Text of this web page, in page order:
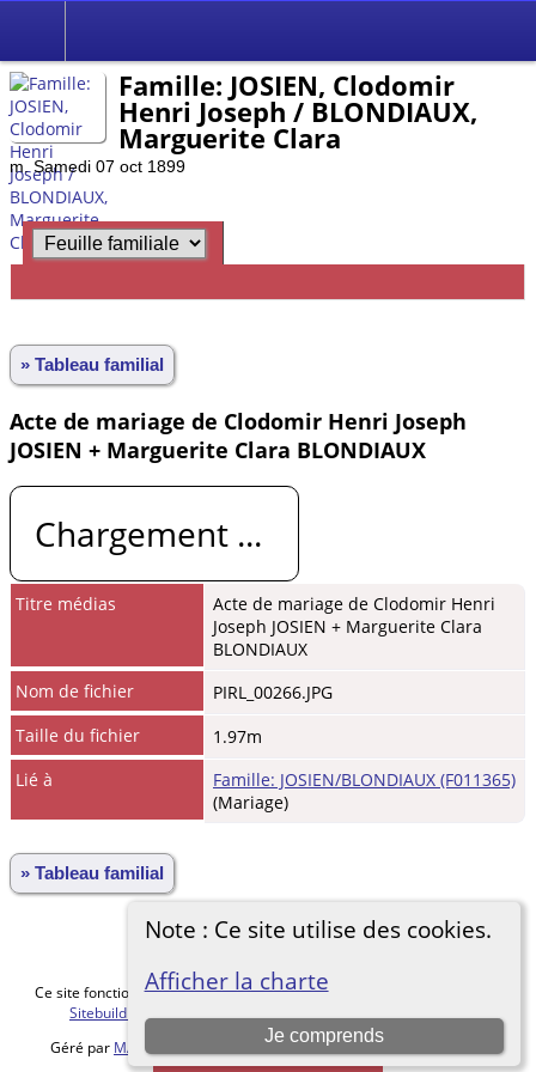
Note : Ce site utilise des cookies.
Afficher la charte
Je comprends
Famille: JOSIEN, Clodomir
Henri Joseph / BLONDIAUX,
Marguerite Clara
m. Samedi 07 oct 1899
» Tableau familial
Acte de mariage de Clodomir Henri Joseph
JOSIEN + Marguerite Clara BLONDIAUX
Chargement ...
Titre médias
Acte de mariage de Clodomir Henri
Joseph JOSIEN + Marguerite Clara
BLONDIAUX
Nom de fichier
PIRL_00266.JPG
Taille du fichier
1.97m
Lié à
Famille: JOSIEN/BLONDIAUX (F011365)
(Mariage)
» Tableau familial
Ce site fonctionne grace au logicielThe Next Generation of Genealogy
Sitebuilding
Géré par MALVACHE Cédric Charte de protection des données